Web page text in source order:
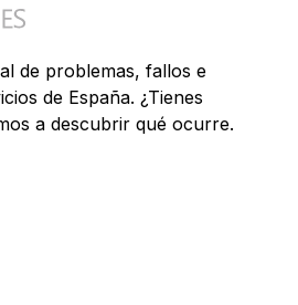
de problemas, fallos e
de España. ¿Tienes
a descubrir qué ocurre.